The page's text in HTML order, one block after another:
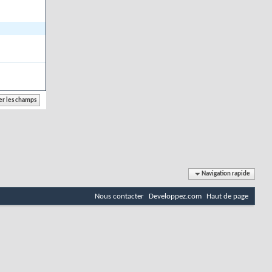
Navigation rapide
Nous contacter Developpez.com Haut de page